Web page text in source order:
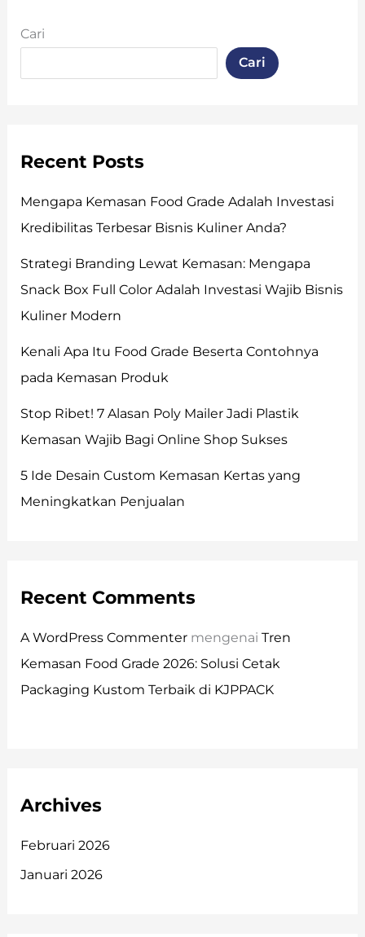
Cari
Cari
Recent Posts
Mengapa Kemasan Food Grade Adalah Investasi
Kredibilitas Terbesar Bisnis Kuliner Anda?
Strategi Branding Lewat Kemasan: Mengapa
Snack Box Full Color Adalah Investasi Wajib Bisnis
Kuliner Modern
Kenali Apa Itu Food Grade Beserta Contohnya
pada Kemasan Produk
Stop Ribet! 7 Alasan Poly Mailer Jadi Plastik
Kemasan Wajib Bagi Online Shop Sukses
5 Ide Desain Custom Kemasan Kertas yang
Meningkatkan Penjualan
Recent Comments
A WordPress Commentermengenai Tren
Kemasan Food Grade 2026: Solusi Cetak
Packaging Kustom Terbaik di KJPPACK
Archives
Februari 2026
Januari 2026